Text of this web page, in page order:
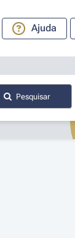
Ajuda
Pesquisar